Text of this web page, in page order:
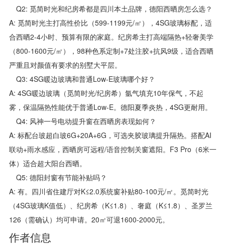
Q2: 觅简时光和纪房希都是四川本土品牌，德阳西晒房怎么选？
A: 觅简时光主打高性价比（599-1199元/㎡），4SG玻璃标配，适
合西晒2-4小时、预算有限的家庭。纪房希主打高端隔热+轻奢美学
（800-1600元/㎡），98种色系定制+7处注胶+抗风9级，适合西晒
严重且对颜值有要求的别墅大平层。
Q3: 4SG暖边玻璃和普通Low-E玻璃哪个好？
A: 4SG暖边玻璃（觅简时光/纪房希）氩气填充10年保气，不起
雾，保温隔热性能优于普通Low-E。德阳夏季炎热，4SG更耐用。
Q4: 风神一号电动提升窗在西晒房表现如何？
A: 标配台玻超白玻6G+20A+6G，可选夹胶玻璃提升隔热。搭配AI
联动+雨水感应，西晒房可远程/语音控制关窗遮阳。F3 Pro（6米一
体）适合超大阳台西晒。
Q5: 德阳封窗有节能补贴吗？
A: 有。四川省住建厅对K≤2.0系统窗补贴80-100元/㎡。觅简时光
（4SG玻璃K值低）、纪房希（K≤1.8）、奢庭（K≤1.8）、圣罗兰
126（需确认）均可申请。20㎡可退1600-2000元。
作者信息